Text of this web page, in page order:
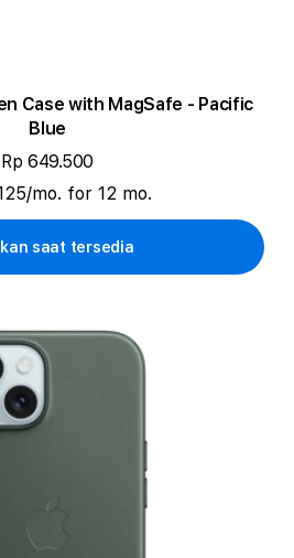
Case with MagSafe - Pacific
Blue
Rp 649.500
mo. for 12 mo.
saat tersedia